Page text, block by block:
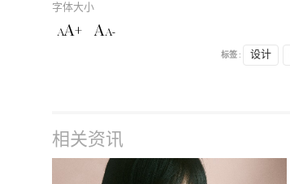
字体大小
AA+ AA-
标签 : 设计
相关资讯